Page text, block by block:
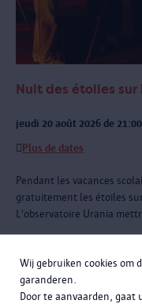
Wij gebruiken cookies om
garanderen.
Door te aanvaarden, gaat
Nuit des étoiles
jeudi 20 août 2026 de
Plus de dates
Pendant les vacances
gratuitement les étoiles
L'observatoire Urania